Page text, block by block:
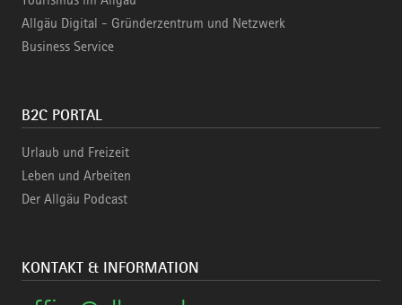
Allgäu Digital - Gründerzentrum und Netzwerk
Business Service
B2C PORTAL
Urlaub und Freizeit
Leben und Arbeiten
Der Allgäu Podcast
KONTAKT & INFORMATION